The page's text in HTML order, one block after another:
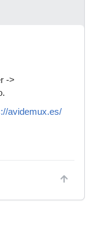
->
avidemux.es/